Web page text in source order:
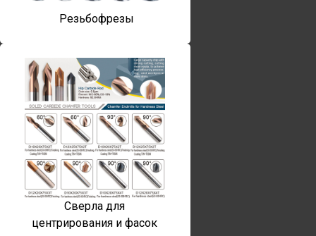
Резьбофрезы
Сверла для
центрирования и фасок